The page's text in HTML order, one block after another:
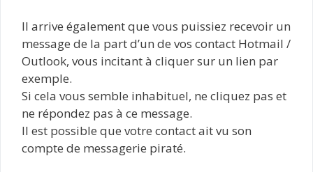
Il arrive également que vous puissiez recevoir un
message de la part d’un de vos contact Hotmail /
Outlook, vous incitant à cliquer sur un lien par
exemple.
Si cela vous semble inhabituel, ne cliquez pas et
ne répondez pas à ce message.
Il est possible que votre contact ait vu son
compte de messagerie piraté.